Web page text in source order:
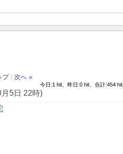
プ 次へ »
今日:1 hit、昨日:0 hit、合計:454 hit
5日 22時)